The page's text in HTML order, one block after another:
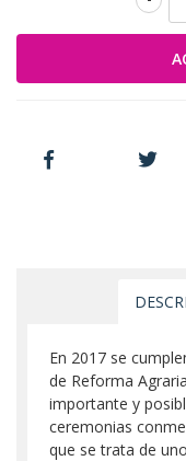
En 2017 se
de Reforma
importante y
ceremonias
que se trata de